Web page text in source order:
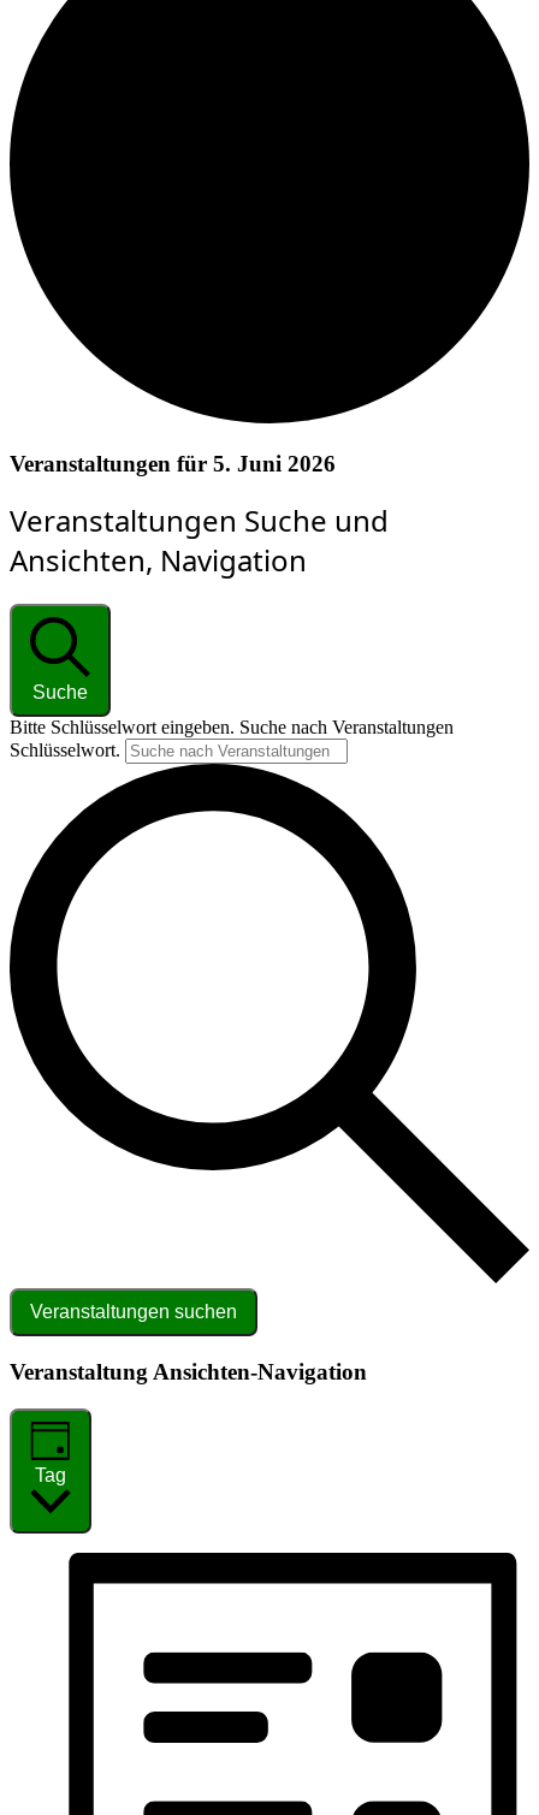
Veranstaltungen für 5. Juni 2026
Veranstaltungen Suche und
Ansichten, Navigation
Suche
Bitte Schlüsselwort eingeben. Suche nach Veranstaltungen
Schlüsselwort.
Veranstaltungen suchen
Veranstaltung Ansichten-Navigation
Tag